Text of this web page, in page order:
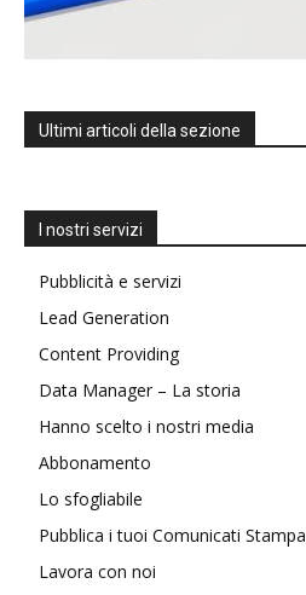
Ultimi articoli della sezione
I nostri servizi
Pubblicità e servizi
Lead Generation
Content Providing
Data Manager – La storia
Hanno scelto i nostri media
Abbonamento
Lo sfogliabile
Pubblica i tuoi Comunicati Stampa
Lavora con noi